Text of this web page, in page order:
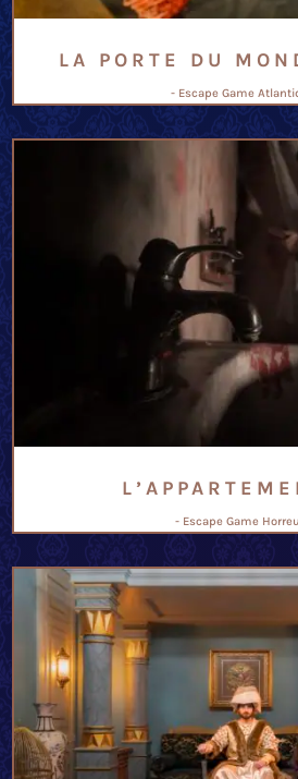
LA PORTE DU
- Escape Game
- Escape Game